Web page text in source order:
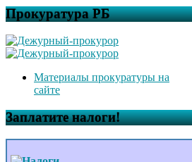
Прокуратура РБ
Материалы прокуратуры на
сайте
Заплатите налоги!